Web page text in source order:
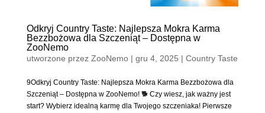
Odkryj Country Taste: Najlepsza Mokra Karma
Bezzbożowa dla Szczeniąt – Dostępna w
ZooNemo
utworzone przez ZooNemo| gru 4, 2025 | Country Taste
9Odkryj Country Taste: Najlepsza Mokra Karma Bezzbożowa dla
Szczeniąt – Dostępna w ZooNemo! 🐕 Czy wiesz, jak ważny jest
start? Wybierz idealną karmę dla Twojego szczeniaka! Pierwsze